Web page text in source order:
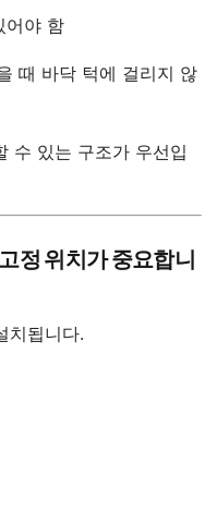
어야 함
때 바닥 턱에 걸리지 않
수 있는 구조가 우선입
정 위치가 중요합니
치됩니다.